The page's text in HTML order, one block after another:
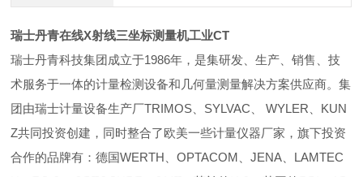
瑞士丹青在线X射线三坐标测量机工业CT
瑞士丹青科技集团成立于1986年，是集研发、生产、销售、技
术服务于一体的计量检测设备和几何量测量解决方案供应商。集
团由瑞士计量设备生产厂TRIMOS、SYLVAC、 WYLER、KUN
Z共同投资创建，同时整合了欧美一些计量仪器厂家，旗下投资
合作的品牌有：德国WERTH、OPTACOM、JENA、LAMTEC